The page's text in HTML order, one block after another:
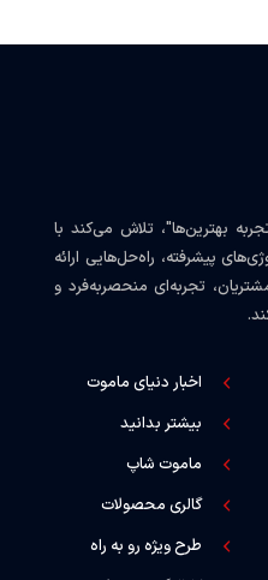
بهترین‌ها"، تلاش می‌کند با
پیشرفته، راه‌حل‌هایی ارائه
تجربه‌ای منحصربه‌فرد و
اخبار دنیای ماموت
بیشتر بدانید
ماموت شاپ
گالری محصولات
طرح ویژه رو به راه